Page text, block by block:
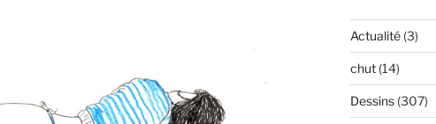
Actualité(3)
chut(14)
Dessins(307)